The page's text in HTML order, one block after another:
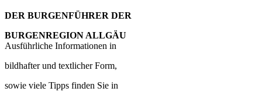
DER BURGENFÜHRER DER
BURGENREGION ALLGÄU
Ausführliche Informationen in
bildhafter und textlicher Form,
sowie viele Tipps finden Sie in